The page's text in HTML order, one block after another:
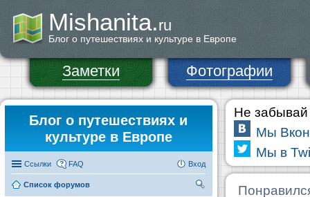
Mishanita.ru
Блог о путешествиях и культуре в Европе
Заметки Фотографии
Блог о путешествиях и
культуре в Европе
Ссылки FAQ Вход
Список форумов
Не забывай
Мы
Мы в